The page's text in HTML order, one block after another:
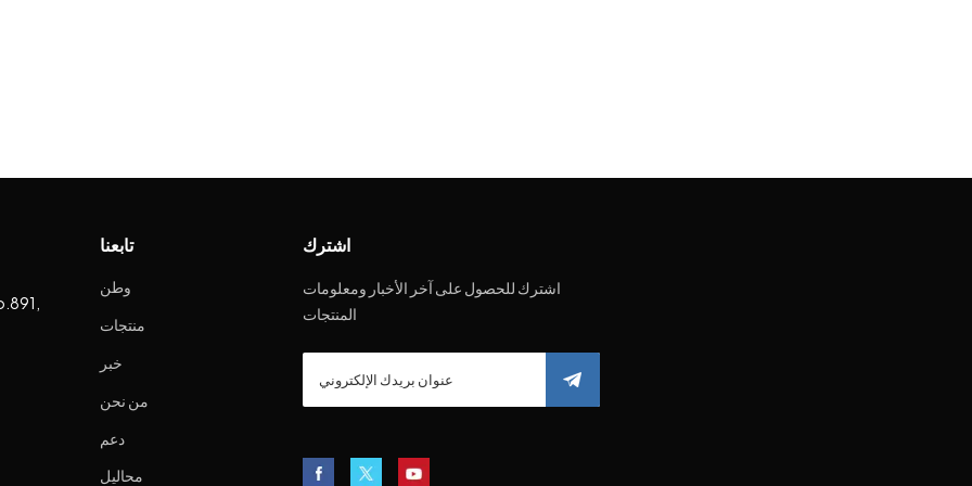
تابعنا
وطن
منتجات
خبر
من نحن
دعم
محاليل
اشترك
اشترك للحصول على آخر الأخبار ومعلومات
المنتجات